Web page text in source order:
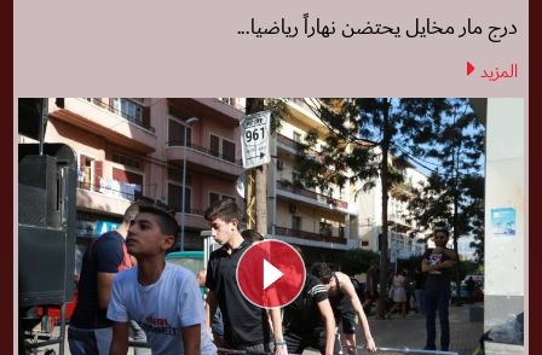
درج مار مخايل يحتضن نهاراً رياضيا...
المزيد